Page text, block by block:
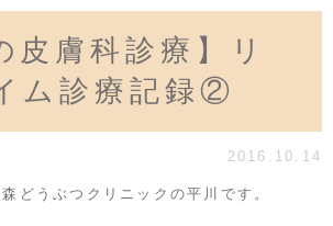
皮膚科診療】リ
ム診療記録②
2016.10.14
どうぶつクリニックの平川です。